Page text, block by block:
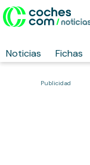
Noticias Fichas
Publicidad